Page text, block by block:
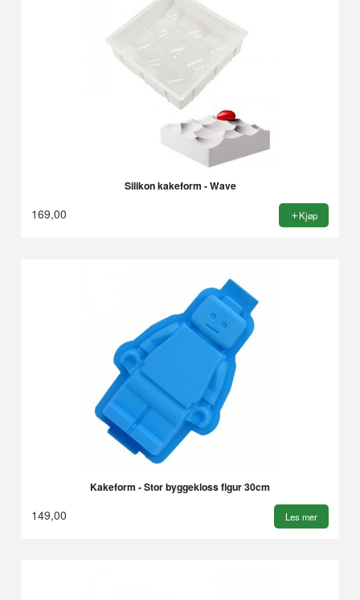
Silikon kakeform - Wave
169,00 Kjøp
Kakeform - Stor byggekloss figur 30cm
149,00 Les mer